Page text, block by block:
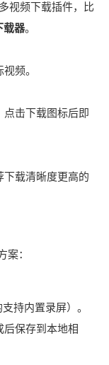
视频下载插件，比
载器。
频。
点击下载图标后即
下载清晰度更高的
案：
持内置录屏）。
保存到本地相